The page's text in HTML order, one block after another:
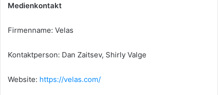
Medienkontakt
Firmenname: Velas
Kontaktperson: Dan Zaitsev, Shirly Valge
Website: https://velas.com/